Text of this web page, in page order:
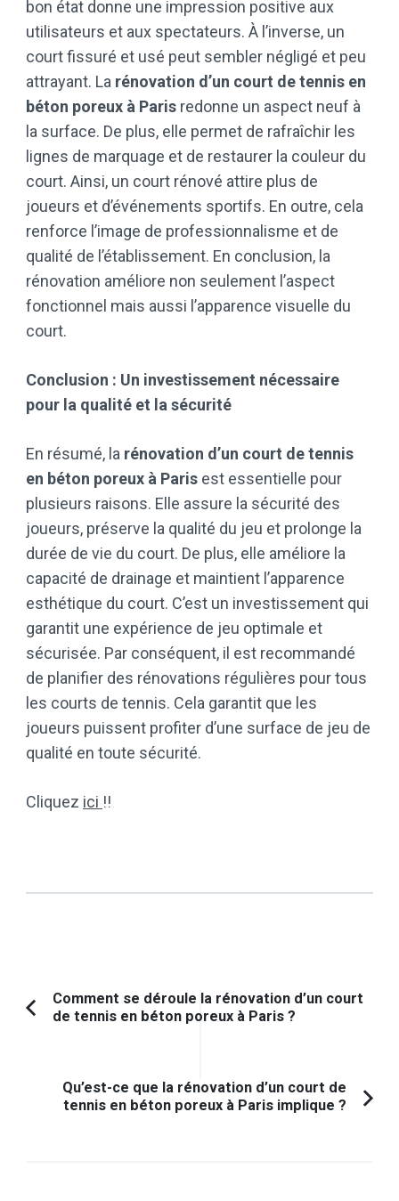
bon état donne une impression positive aux
utilisateurs et aux spectateurs. À l’inverse, un
court fissuré et usé peut sembler négligé et peu
attrayant. La rénovation d’un court de tennis en
béton poreux à Paris redonne un aspect neuf à
la surface. De plus, elle permet de rafraîchir les
lignes de marquage et de restaurer la couleur du
court. Ainsi, un court rénové attire plus de
joueurs et d’événements sportifs. En outre, cela
renforce l’image de professionnalisme et de
qualité de l’établissement. En conclusion, la
rénovation améliore non seulement l’aspect
fonctionnel mais aussi l’apparence visuelle du
court.
Conclusion : Un investissement nécessaire
pour la qualité et la sécurité
En résumé, la rénovation d’un court de tennis
en béton poreux à Paris est essentielle pour
plusieurs raisons. Elle assure la sécurité des
joueurs, préserve la qualité du jeu et prolonge la
durée de vie du court. De plus, elle améliore la
capacité de drainage et maintient l’apparence
esthétique du court. C’est un investissement qui
garantit une expérience de jeu optimale et
sécurisée. Par conséquent, il est recommandé
de planifier des rénovations régulières pour tous
les courts de tennis. Cela garantit que les
joueurs puissent profiter d’une surface de jeu de
qualité en toute sécurité.
Cliquez ici !!
Navigation
d'article
Article
Comment se déroule la rénovation d’un court
de tennis en béton poreux à Paris ?
Qu’est-ce que la rénovation d’un court de
tennis en béton poreux à Paris implique ?